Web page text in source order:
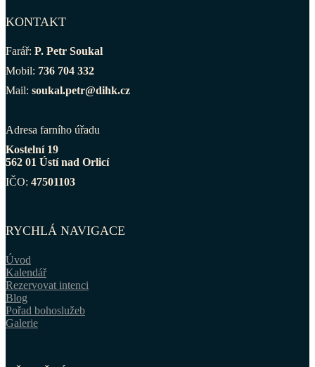
KONTAKT
Farář: P. Petr Soukal
Mobil: 736 704 332
Mail: soukal.petr@dihk.cz
Adresa farního úřadu
Kostelní 19
562 01 Ústí nad Orlicí
IČO: 47501103
RYCHLÁ NAVIGACE
Úvod
Kalendář
Rezervovat intenci
Blog
Pořad bohoslužeb
Galerie